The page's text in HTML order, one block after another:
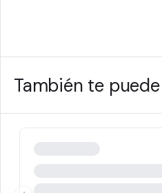
También te